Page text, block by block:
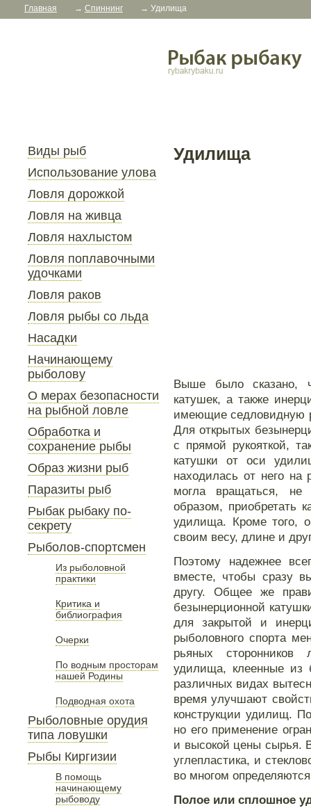
Главная → Спиннинг → Удилища
Виды рыб
Использование улова
Ловля дорожкой
Ловля на живца
Ловля нахлыстом
Ловля поплавочными
удочками
Ловля раков
Ловля рыбы со льда
Насадки
Начинающему
рыболову
О мерах безопасности
на рыбной ловле
Обработка и
сохранение рыбы
Образ жизни рыб
Паразиты рыб
Рыбак рыбаку по-
секрету
Рыболов-спортсмен
Из рыболовной
практики
Критика и
библиография
Очерки
По водным просторам
нашей Родины
Подводная охота
Рыболовные орудия
типа ловушки
Рыбы Киргизии
В помощь
начинающему
рыбоводу
Удилища
Выше было сказано,
катушек, а также
имеющие седловидную
Для открытых
с прямой рукояткой,
катушки от оси
находилась от него на
могла вращаться, не
образом, приобретать
удилища. Кроме того,
своим весу, длине и
Поэтому надежнее
вместе, чтобы сразу
другу. Общее же
безынерционной
для закрытой и
рыболовного спорта
рьяных
удилища, клеенные из
различных видах
время улучшают
конструкции удилищ.
но его применение
и высокой цены сырья.
углепластика, и
во многом
Полое или сплошное